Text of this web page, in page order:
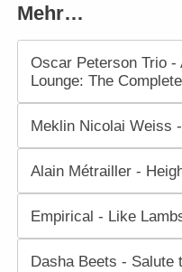
Mehr…
Oscar Peterson Trio -
Lounge: The
Meklin Nicolai Weiss
Alain Métrailler -
Empirical - Like
Dasha Beets - Salute